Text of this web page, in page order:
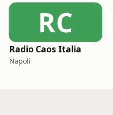
RC
Radio Caos Italia
Napoli